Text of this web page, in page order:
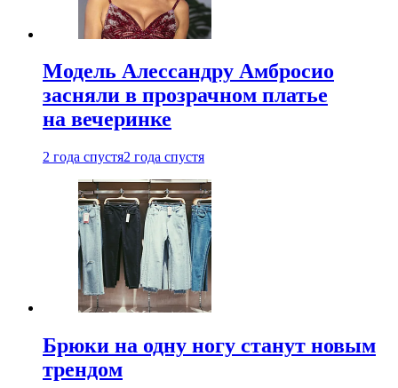
Модель Алессандру Амбросио
засняли в прозрачном платье
на вечеринке
2 года спустя2 года спустя
Брюки на одну ногу станут новым
трендом